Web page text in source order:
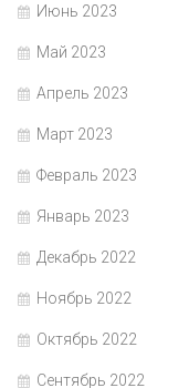
Июнь 2023
Май 2023
Апрель 2023
Март 2023
Февраль 2023
Январь 2023
Декабрь 2022
Ноябрь 2022
Октябрь 2022
Сентябрь 2022